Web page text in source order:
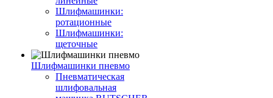
Шлифмашинки:
ротационные
Шлифмашинки:
щеточные
Шлифмашинки пневмо
Пневматическая
шлифовальная